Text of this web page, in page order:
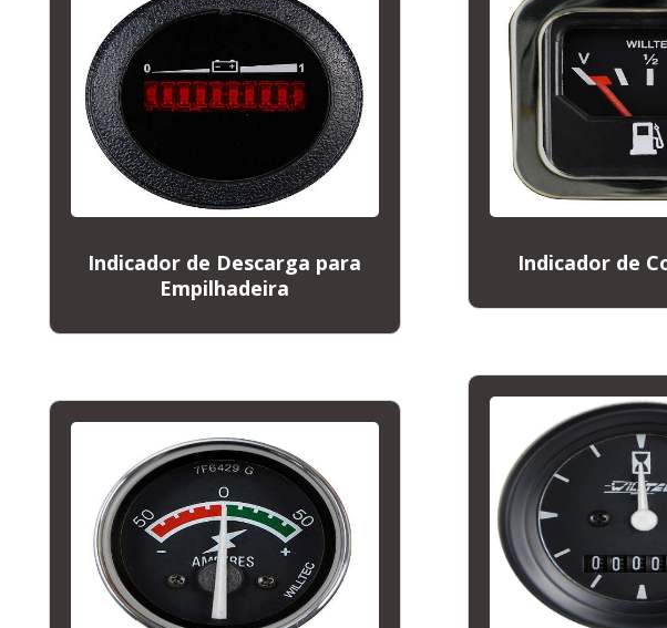
Indicador de Descarga para
Empilhadeira
Indicador de